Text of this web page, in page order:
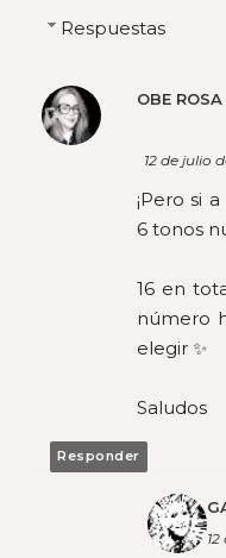
Respuestas
OBE
12 de julio
¡Pero si
6 tonos
16 en
número
elegir ✨
Saludos
Responder